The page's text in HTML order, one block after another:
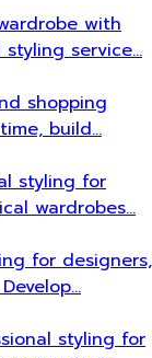
with
styling service…
shopping
build…
styling for
wardrobes…
for designers,
styling for